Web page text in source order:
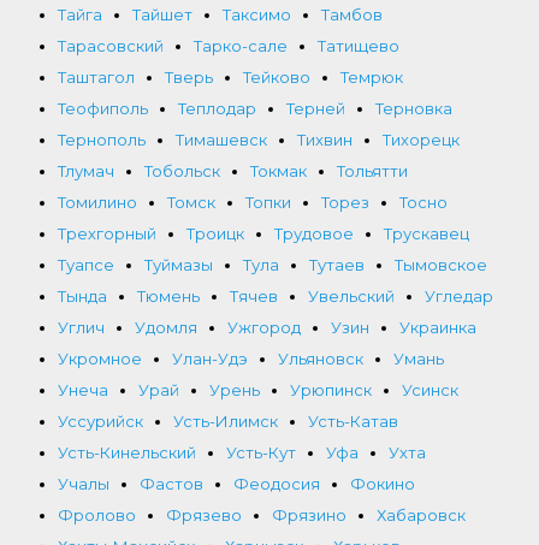
Тайга
Тайшет Таксимо
Тамбов
Тарасовский
Тарко-сале
Татищево
Таштагол
Тверь Тейково
Темрюк
Теофиполь
Теплодар Терней
Терновка
Тернополь
Тимашевск Тихвин
Тихорецк
Тлумач
Тобольск Токмак
Тольятти
Томилино
Томск Топки Торез
Тосно
Трехгорный
Троицк Трудовое
Трускавец
Туапсе
Туймазы Тула Тутаев
Тымовское
Тында
Тюмень Тячев Увельский
Угледар
Углич
Удомля Ужгород Узин
Украинка
Укромное
Улан-Удэ Ульяновск
Умань
Унеча
Урай Урень Урюпинск
Усинск
Уссурийск
Усть-Илимск
Усть-Катав
Усть-Кинельский
Усть-Кут Уфа
Ухта
Учалы
Фастов Феодосия
Фокино
Фролово
Фрязево Фрязино
Хабаровск